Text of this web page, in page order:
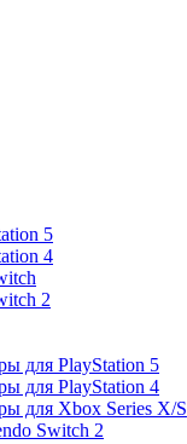
5
4
2
для PlayStation 5
для PlayStation 4
для Xbox Series X/S
Switch 2